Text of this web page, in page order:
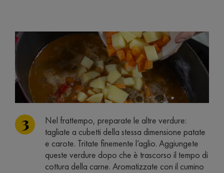
Nel frattempo, preparate le altre verdure:
tagliate a cubetti della stessa dimensione patate
e carote. Tritate finemente l’aglio. Aggiungete
queste verdure dopo che è trascorso il tempo di
cottura della carne. Aromatizzate con il cumino